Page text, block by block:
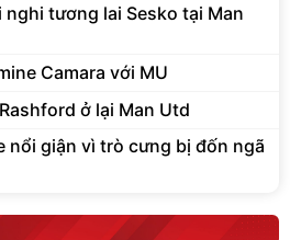
nghi tương lai Sesko tại Man
Camara với MU
ở lại Man Utd
nổi giận vì trò cưng bị đốn ngã